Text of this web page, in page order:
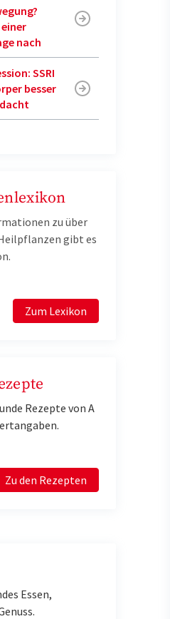
nach
SSRI
besser
zu über
gibt es
Zum Lexikon
Rezepte von A
Zu den Rezepten
Essen,